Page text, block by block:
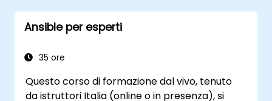
analizzano inoltre metodi consolidati per
utilizzare correttamente la sintassi YAML,
cifratura tramite Vault e gestire strategie di
consente ai professionisti di standardizzare i
Ansible per esperti
35 ore
Questo corso di formazione dal vivo, tenuto
da istruttori Italia (online o in presenza), si